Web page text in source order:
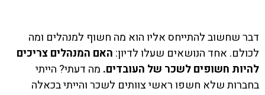
דבר שחשוב להתייחס אליו הוא מה חשוף למנהלים ומה
לכולם. אחד הנושאים שעלו לדיון: האם המנהלים צריכים
להיות חשופים לשכר של העובדים. מה דעתי? הייתי
בחברות שלא חשפו ראשי צוותים לשכר והייתי בכאלה